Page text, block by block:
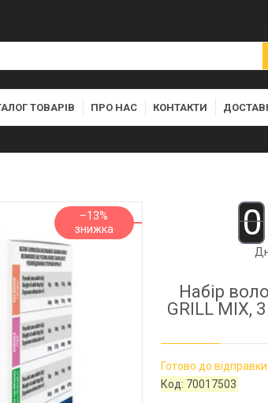
ТОВАРІВ ПРО НАС КОНТАКТИ
–13% 0
Набір
GRILL MIX,
Готово до відправки
Код: 70017503